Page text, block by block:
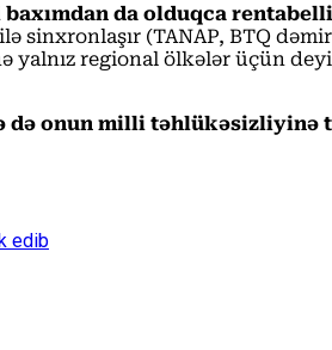
da olduqca
(TANAP, BTQ
regional ölkələr üçün
də onun milli təhlükəsizliyinə
edib